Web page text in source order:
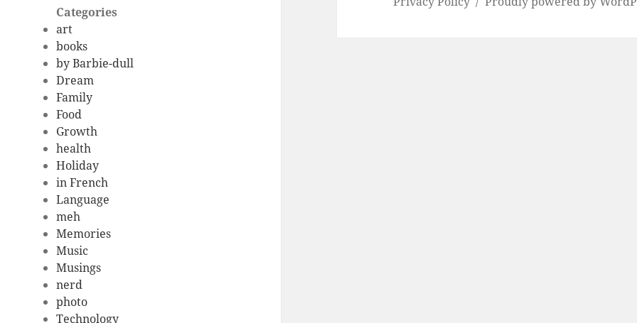
Categories
art
books
by Barbie-dull
Dream
Family
Food
Growth
health
Holiday
in French
Language
meh
Memories
Music
Musings
nerd
photo
Technology